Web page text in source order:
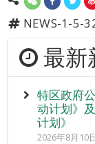
NEWS-1-5-
最新
特区政府
动计划》
计划》
2026年8月10